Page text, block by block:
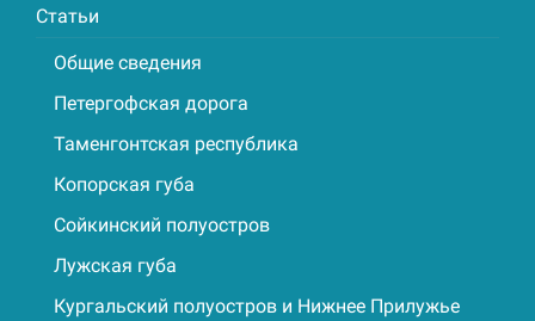
Статьи
Общие сведения
Петергофская дорога
Таменгонтская республика
Копорская губа
Сойкинский полуостров
Лужская губа
Кургальский полуостров и Нижнее Прилужье